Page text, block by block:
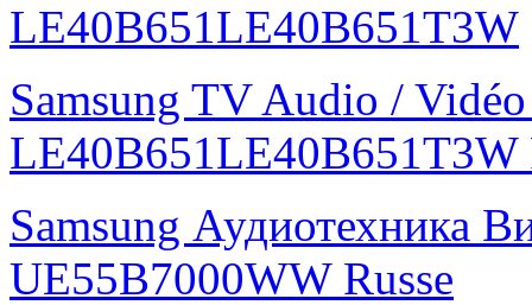
LE40B651LE40B651T3W
Samsung TV Audio /
LE40B651LE40B651T3W
Samsung Аудиотехника
UE55B7000WW Russe